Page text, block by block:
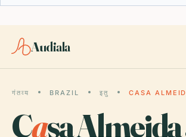
Audiala
गंतव्य BRAZIL इतु CASA
Casa